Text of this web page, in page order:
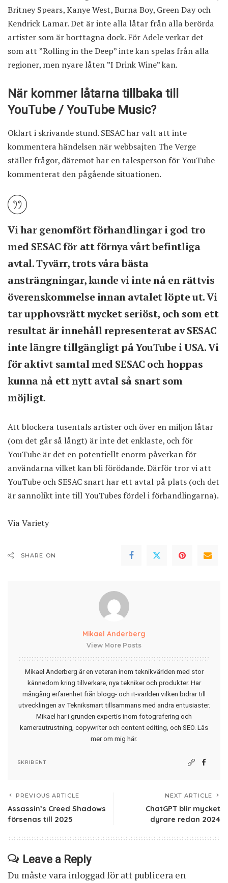
Britney Spears, Kanye West, Burna Boy, Green Day och
Kendrick Lamar. Det är inte alla låtar från alla berörda
artister som är borttagna dock. För Adele verkar det
som att ”Rolling in the Deep” inte kan spelas från alla
regioner, men nyare låten ”I Drink Wine” kan.
När kommer låtarna tillbaka till
YouTube / YouTube Music?
Oklart i skrivande stund. SESAC har valt att inte
kommentera händelsen närwebbsajten The Verge
ställer frågor, däremot har en talesperson för YouTube
kommenterat den pågående situationen.
Vi har genomfört förhandlingar i god tro
med SESAC för att förnya vårt befintliga
avtal. Tyvärr, trots våra bästa
ansträngningar, kunde vi inte nå en rättvis
överenskommelse innan avtalet löpte ut. Vi
tar upphovsrätt mycket seriöst, och som ett
resultat är innehåll representerat av SESAC
inte längre tillgängligt på YouTube i USA. Vi
för aktivt samtal med SESAC och hoppas
kunna nå ett nytt avtal så snart som
möjligt.
Att blockera tusentals artister och över en miljon låtar
(om det går så långt) är inte det enklaste, och för
YouTube är det en potentiellt enorm påverkan för
användarna vilket kan bli förödande. Därför tror vi att
YouTube och SESAC snart har ett avtal på plats (och det
är sannolikt inte till YouTubes fördel i förhandlingarna).
Via Variety
SHARE ON
Mikael Anderberg
View More Posts
Mikael Anderberg är en veteran inom teknikvärlden med stor
kännedom kring tillverkare, nya tekniker och produkter. Har
mångårig erfarenhet från blogg- och it-världen vilken bidrar till
utvecklingen av Tekniksmart tillsammans med andra entusiaster.
Mikael har i grunden expertis inom fotografering och
kamerautrustning, copywriter och content editing, och SEO. Läs
mer om mig här.
SKRIBENT
PREVIOUS ARTICLE
Assassin’s Creed Shadows
försenas till 2025
NEXT ARTICLE
ChatGPT blir mycket
dyrare redan 2024
Leave a Reply
Du måste vara inloggadför att publicera en